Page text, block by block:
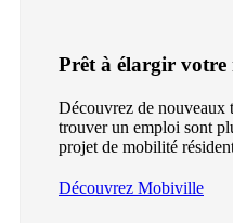
Prêt à élargir votre
Découvrez de nouveaux
trouver un emploi sont
projet de mobilité
Découvrez Mobiville